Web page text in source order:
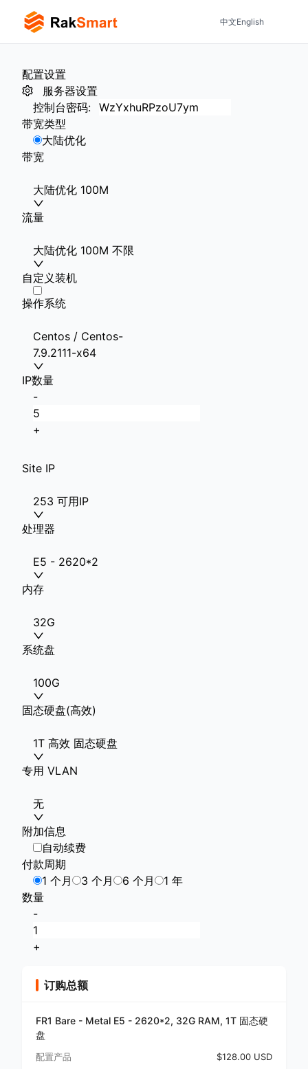
中文English
配置设置
服务器设置
控制台密码:
带宽类型
大陆优化
带宽
大陆优化 100M
流量
大陆优化 100M 不限
自定义装机
操作系统
Centos / Centos-
7.9.2111-x64
IP数量
-
+
Site IP
253 可用IP
处理器
E5 - 2620*2
内存
32G
系统盘
100G
固态硬盘(高效)
1T 高效 固态硬盘
专用 VLAN
无
附加信息
自动续费
付款周期
1 个月
3 个月 6 个月
1 年
数量
-
+
订购总额
FR1 Bare - Metal E5 - 2620*2, 32G RAM, 1T 固态硬
盘
配置产品
$128.00 USD